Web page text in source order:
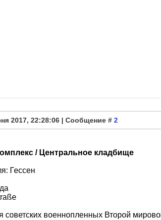
2017, 22:28:06 | Сообщение # 2
/ Центральное кладбище
Гессен
советских военнопленных Второй